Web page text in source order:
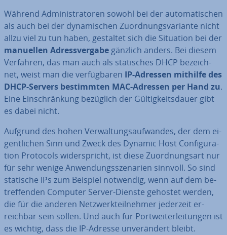
Während Ad­mi­nis­tra­to­ren sowohl bei der au­to­ma­ti­schen
als auch bei der dy­na­mi­schen Zu­ord­nungs­va­ri­an­te nicht
allzu viel zu tun haben, gestaltet sich die Situation bei der
manuellen Adress­ver­ga­be gänzlich anders. Bei diesem
Verfahren, das man auch als sta­ti­sches DHCP be­zeich­
net, weist man die ver­füg­ba­ren IP-Adressen mithilfe des
DHCP-Servers be­stimm­ten MAC-Adressen per Hand zu.
Eine Ein­schrän­kung bezüglich der Gül­tig­keits­dau­er gibt
es dabei nicht.
Aufgrund des hohen Ver­wal­tungs­auf­wan­des, der dem ei­
gent­li­chen Sinn und Zweck des Dynamic Host Con­fi­gu­ra­
ti­on Protocols wi­der­spricht, ist diese Zu­ord­nungs­art nur
für sehr wenige An­wen­dungs­sze­na­ri­en sinnvoll. So sind
statische IPs zum Beispiel notwendig, wenn auf dem be­
tref­fen­den Computer Server-Dienste gehostet werden,
die für die anderen Netz­werk­teil­neh­mer jederzeit er­
reich­bar sein sollen. Und auch für Port­wei­ter­lei­tun­gen ist
es wichtig, dass die IP-Adresse un­ver­än­dert bleibt.